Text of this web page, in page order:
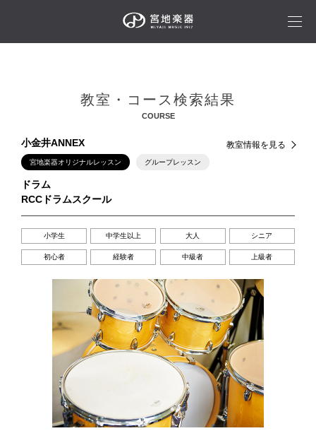
教室・コース検索結果
COURSE
小金井ANNEX 教室情報を見る
宮地楽器オリジナルレッスン グループレッスン
ドラム
RCCドラムスクール
小学生 中学生以上 大人 シニア
初心者 経験者 中級者 上級者